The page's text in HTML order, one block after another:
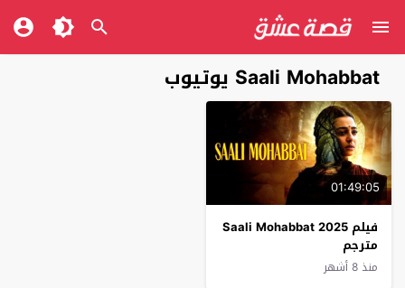
Saali Mohabbat يوتيوب
01:49:05
فيلم Saali Mohabbat 2025
مترجم
منذ 8 أشهر